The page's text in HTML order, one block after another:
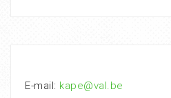
E-mail: kape@val.be